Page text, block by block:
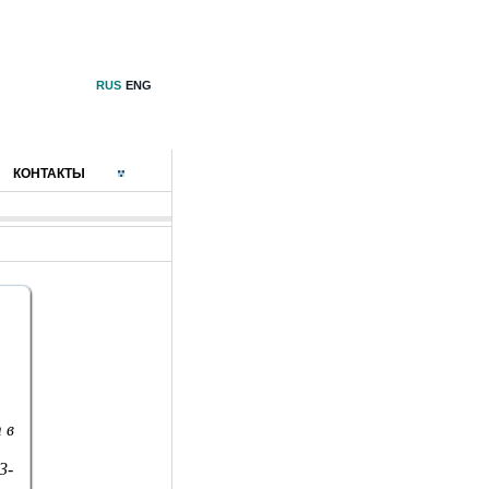
RUS ENG
КОНТАКТЫ
в